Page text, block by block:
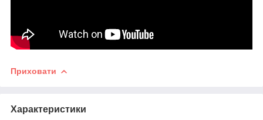
Приховати
Характеристики